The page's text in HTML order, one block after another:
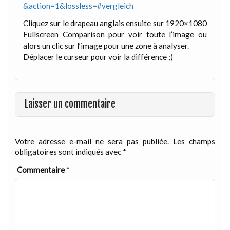
&action=1&lossless=#vergleich
Cliquez sur le drapeau anglais ensuite sur 1920×1080
Fullscreen Comparison pour voir toute l’image ou
alors un clic sur l’image pour une zone à analyser.
Déplacer le curseur pour voir la différence ;)
Laisser un commentaire
Votre adresse e-mail ne sera pas publiée. Les champs
obligatoires sont indiqués avec *
Commentaire*